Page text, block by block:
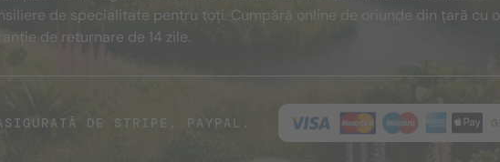
de specialitate pentru toți. Cumpără online de oriunde din țară cu o
de returnare de 14 zile.
DE STRIPE, PAYPAL.